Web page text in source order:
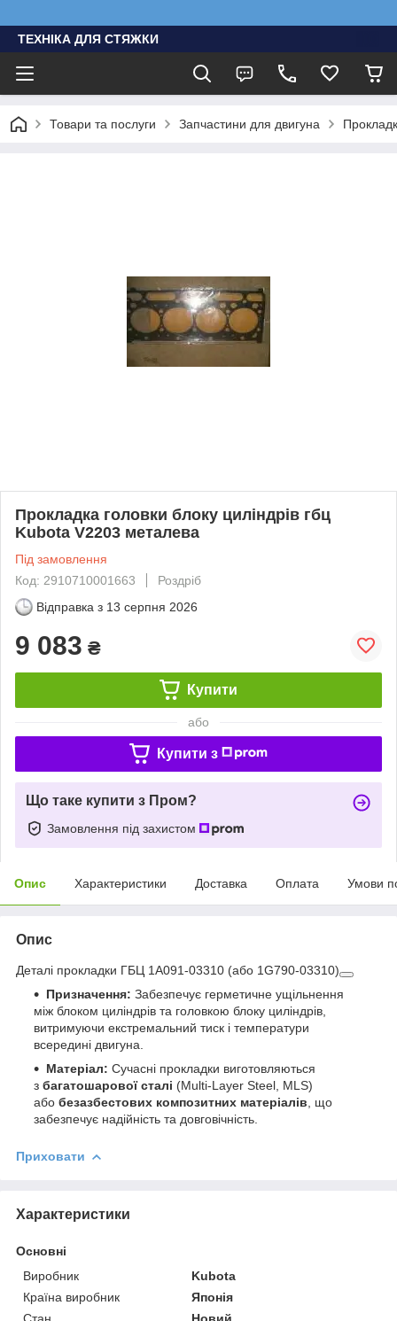
ТЕХНІКА ДЛЯ СТЯЖКИ
Товари та послуги Запчастини для двигуна
Прокладка головки блоку циліндрів гбц
Kubota V2203 металева
Під замовлення
Код: 2910710001663
Роздріб
Відправка з 13 серпня 2026
9 083 ₴
Купити
або
Купити з
Що таке купити з Пром?
Замовлення під захистом
Опис Характеристики Доставка Оплата Умови
Опис
Деталі прокладки ГБЦ 1A091-03310 (або 1G790-03310)
Призначення: Забезпечує герметичне ущільнення
між блоком циліндрів та головкою блоку циліндрів,
витримуючи екстремальний тиск і температури
всередині двигуна.
Матеріал: Сучасні прокладки виготовляються
з багатошарової сталі (Multi-Layer Steel, MLS)
або безазбестових композитних матеріалів , що
забезпечує надійність та довговічність.
Приховати
Характеристики
Основні
Виробник
Kubota
Країна виробник
Японія
Стан
Новий